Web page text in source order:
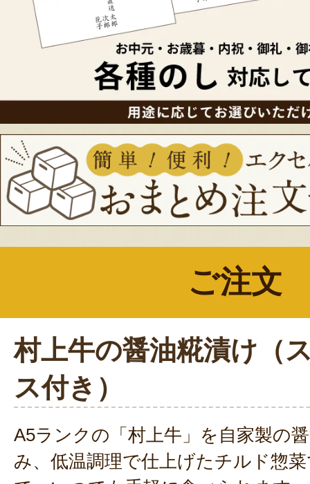
ご注文
村上牛の醤油糀漬け（
ス付き）
A5ランクの「村上牛」を自家製の
み、低温調理で仕上げたチルド惣